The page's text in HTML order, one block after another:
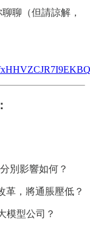
聊（但請諒解，
分別影響如何？
革，將通脹壓低？
模型公司？